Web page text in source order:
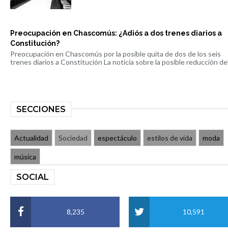
Preocupación en Chascomús: ¿Adiós a dos trenes diarios a
Constitución?
Preocupación en Chascomús por la posible quita de dos de los seis
trenes diarios a Constitución La noticia sobre la posible reducción
SECCIONES
Actualidad Sociedad espectáculo estilos de vida moda
música
SOCIAL
8,235 10,591